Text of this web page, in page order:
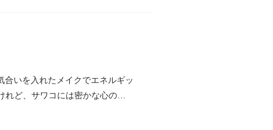
いを入れたメイクでエネルギッ
ど、サワコには密かな心のオ